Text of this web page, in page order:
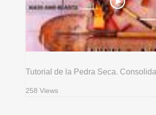
Tutorial de la Pedra Seca.
258 Views